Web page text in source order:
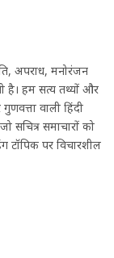
अपराध, मनोरंजन
है। हम सत्य तथ्यों और
वाली हिंदी
सचित्र समाचारों को
टॉपिक पर विचारशील